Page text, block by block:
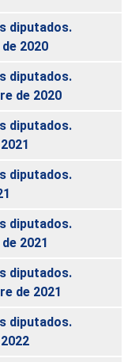
diputados.
2020
diputados.
de 2020
diputados.
diputados.
diputados.
2021
diputados.
de 2021
diputados.